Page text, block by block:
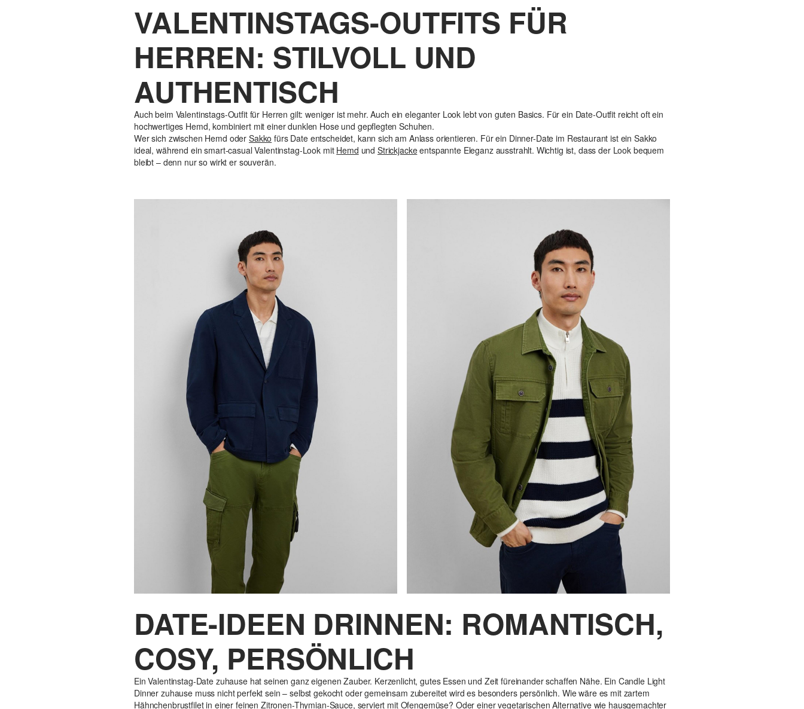
VALENTINSTAGS-OUTFITS FÜR
HERREN: STILVOLL UND
AUTHENTISCH
Auch beim Valentinstags-Outfit für Herren gilt: weniger ist mehr. Auch ein eleganter Look lebt von guten Basics. Für ein Date-Outfit reicht oft ein
hochwertiges Hemd, kombiniert mit einer dunklen Hose und gepflegten Schuhen.
Wer sich zwischen Hemd oder Sakko fürs Date entscheidet, kann sich am Anlass orientieren. Für ein Dinner-Date im Restaurant ist ein Sakko
ideal, während ein smart-casual Valentinstag-Look mit Hemd und Strickjackeentspannte Eleganz ausstrahlt. Wichtig ist, dass der Look bequem
bleibt – denn nur so wirkt er souverän.
DATE-IDEEN DRINNEN: ROMANTISCH,
COSY, PERSÖNLICH
Ein Valentinstag-Date zuhause hat seinen ganz eigenen Zauber. Kerzenlicht, gutes Essen und Zeit füreinander schaffen Nähe. Ein Candle Light
Dinner zuhause muss nicht perfekt sein – selbst gekocht oder gemeinsam zubereitet wird es besonders persönlich. Wie wäre es mit zartem
Hähnchenbrustfilet in einer feinen Zitronen-Thymian-Sauce, serviert mit Ofengemüse? Oder einer vegetarischen Alternative wie hausgemachter